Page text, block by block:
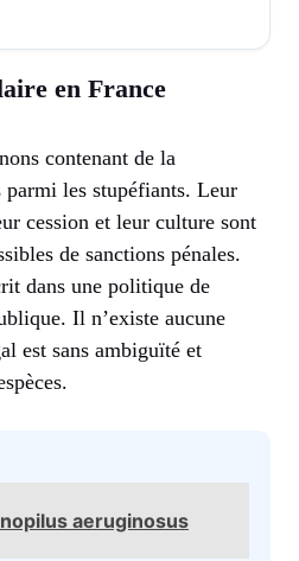
en France
contenant de la
parmi les stupéfiants. Leur
cession et leur culture sont
de sanctions pénales.
dans une politique de
Il n’existe aucune
est sans ambiguïté et
aeruginosus